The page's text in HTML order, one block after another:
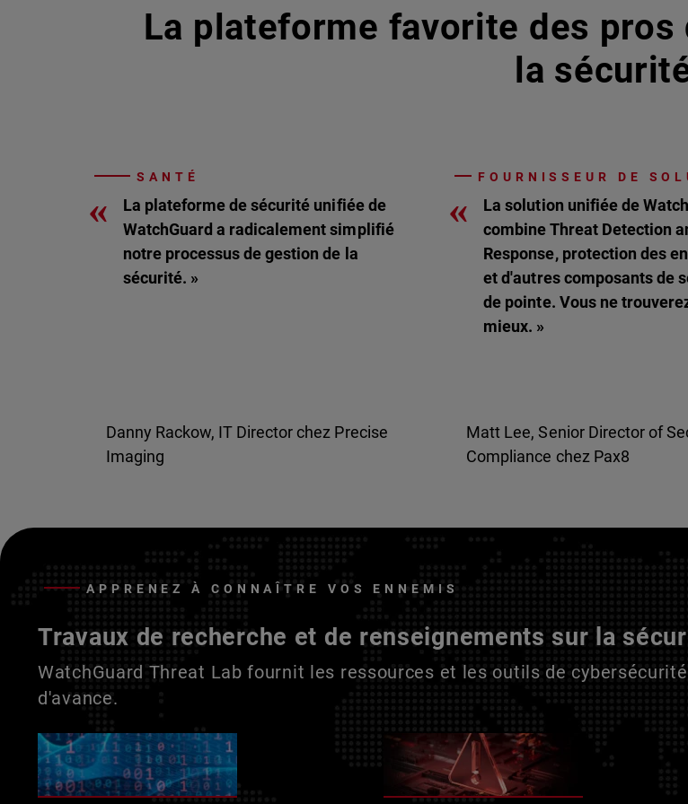
La plateforme favorite des
la
SANTÉ
«
La plateforme de sécurité unifiée de
WatchGuard a radicalement simplifié
notre processus de gestion de la
sécurité. »
Danny Rackow, IT Director chez Precise
Imaging
FOURNISSEUR DE
«
La solution unifiée de
combine Threat Detection
Response, protection des
et d'autres composants de
de pointe. Vous ne
mieux. »
Matt Lee, Senior Director of
Compliance chez Pax8
APPRENEZ À CONNAÎTRE VOS ENNEMIS
Travaux de recherche et de renseignements sur la
WatchGuard Threat Lab fournit les ressources et les outils de
d'avance.